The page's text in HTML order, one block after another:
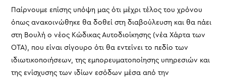
Παίρνουμε επίσης υπόψη μας ότι μέχρι τέλος του χρόνου
όπως ανακοινώθηκε θα δοθεί στη διαβούλευση και θα πάει
στη Βουλή ο νέος Κώδικας Αυτοδιοίκησης (νέα Χάρτα των
ΟΤΑ), που είναι σίγουρο ότι θα εντείνει το πεδίο των
ιδιωτικοποιήσεων, της εμπορευματοποίησης υπηρεσιών και
της ενίσχυσης των ιδίων εσόδων μέσα από την